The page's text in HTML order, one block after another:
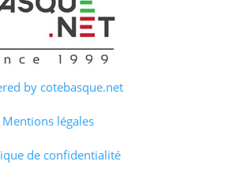
by cotebasque.net
Mentions légales
de confidentialité